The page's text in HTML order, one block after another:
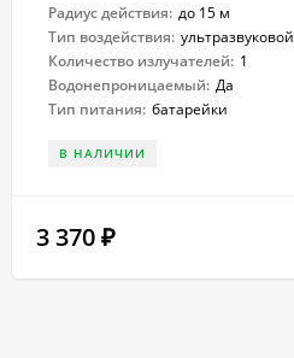
Радиус действия: до 15 м
Тип воздействия: ультразвуковой
Количество излучателей: 1
Водонепроницаемый: Да
Тип питания: батарейки
В НАЛИЧИИ
3 370 ₽